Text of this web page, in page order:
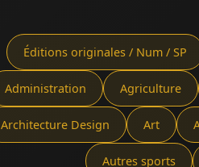
Éditions originales / Num / SP
Administration Agriculture
Architecture Design Art
Autres sports